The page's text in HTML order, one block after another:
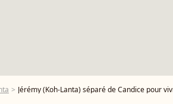
Jérémy (Koh-Lanta) séparé de Candice pour vivre